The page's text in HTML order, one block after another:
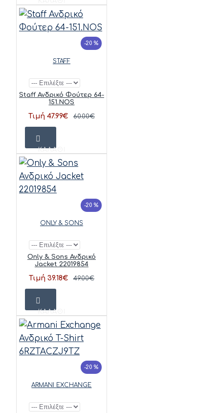
-20 %
STAFF
Staff Ανδρικό Φούτερ 64-
151.NOS
Τιμή 47.99€ 60.00€
ΚΑΛΆΘΙ
-20 %
ONLY & SONS
Only & Sons Ανδρικό
Jacket 22019854
Τιμή 39.18€ 49.00€
ΚΑΛΆΘΙ
-20 %
ARMANI EXCHANGE